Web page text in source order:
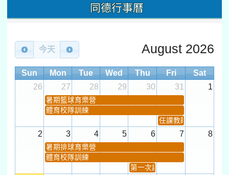
同德行事曆
今天 August 2026
Sun Mon Tue Wed Thu Fri
Sat
26
27 28 29 30 31 1
暑期籃球育樂營
體育校隊訓練
任課教師抽籤
2 3 4 5 6 7 8
暑期排球育樂營
體育校隊訓練
第一次課發會 (12:30~)